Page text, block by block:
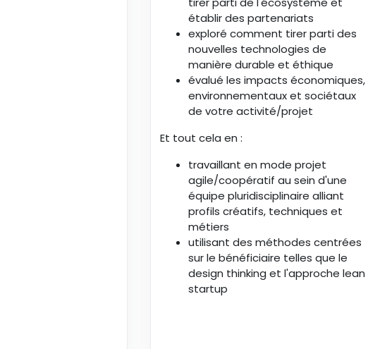
établir des partenariats
exploré comment tirer parti des
nouvelles technologies de
manière durable et éthique
évalué les impacts économiques,
environnementaux et sociétaux
de votre activité/projet
Et tout cela en :
travaillant en mode projet
agile/coopératif au sein d'une
équipe pluridisciplinaire alliant
profils créatifs, techniques et
métiers
utilisant des méthodes centrées
sur le bénéficiaire telles que le
design thinking et l'approche lean
startup